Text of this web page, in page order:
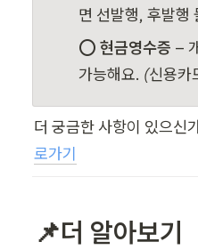
면 선발행, 후발행
⭕ 현금영수증 –
가능해요. (신용카
더 궁금한 사항이 있으신
로가기
📌더 알아보기